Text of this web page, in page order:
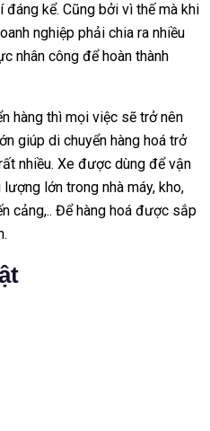
kể. Cũng bởi vì thế mà khi
nghiệp phải chia ra nhiều
nhân công để hoàn thành
hàng thì mọi việc sẽ trở nên
giúp di chuyển hàng hoá trở
nhiều. Xe được dùng để vận
lớn trong nhà máy, kho,
cảng,.. Để hàng hoá được sắp